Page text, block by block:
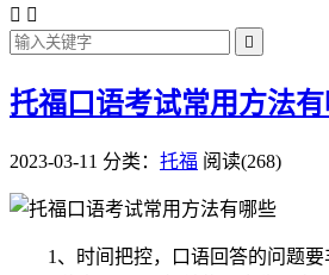
 

托福口语考试常用方法
2023-03-11 分类： 托福 阅读(268)
1、时间把控，口语回答的问题要